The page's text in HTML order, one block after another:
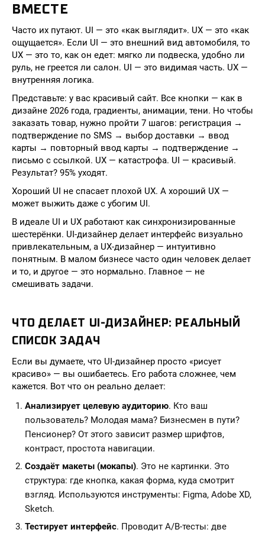
ВМЕСТЕ
Часто их путают. UI — это «как выглядит». UX — это «как
ощущается». Если UI — это внешний вид автомобиля, то
UX — это то, как он едет: мягко ли подвеска, удобно ли
руль, не греется ли салон. UI — это видимая часть. UX —
внутренняя логика.
Представьте: у вас красивый сайт. Все кнопки — как в
дизайне 2026 года, градиенты, анимации, тени. Но чтобы
заказать товар, нужно пройти 7 шагов: регистрация →
подтверждение по SMS → выбор доставки → ввод
карты → повторный ввод карты → подтверждение →
письмо с ссылкой. UX — катастрофа. UI — красивый.
Результат? 95% уходят.
Хороший UI не спасает плохой UX. А хороший UX —
может выжить даже с убогим UI.
В идеале UI и UX работают как синхронизированные
шестерёнки. UI-дизайнер делает интерфейс визуально
привлекательным, а UX-дизайнер — интуитивно
понятным. В малом бизнесе часто один человек делает
и то, и другое — это нормально. Главное — не
смешивать задачи.
ЧТО ДЕЛАЕТ UI-ДИЗАЙНЕР: РЕАЛЬНЫЙ
СПИСОК ЗАДАЧ
Если вы думаете, что UI-дизайнер просто «рисует
красиво» — вы ошибаетесь. Его работа сложнее, чем
кажется. Вот что он реально делает:
Анализирует целевую аудиторию. Кто ваш
пользователь? Молодая мама? Бизнесмен в пути?
Пенсионер? От этого зависит размер шрифтов,
контраст, простота навигации.
Создаёт макеты (мокапы). Это не картинки. Это
структура: где кнопка, какая форма, куда смотрит
взгляд. Используются инструменты: Figma, Adobe XD,
Sketch.
Тестирует интерфейс. Проводит A/B-тесты: две